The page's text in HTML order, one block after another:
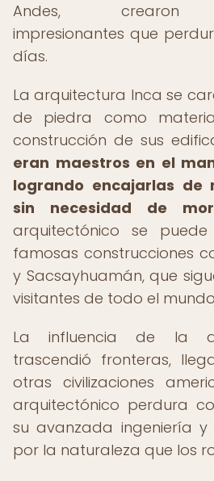
Andes, crearon
impresionantes que
días.
La arquitectura Inca se
de piedra como
construcción de sus
eran maestros en el
logrando encajarlas de
sin necesidad de
arquitectónico se
famosas construcciones
y Sacsayhuamán, que
visitantes de todo el
La influencia de la
trascendió fronteras,
otras civilizaciones
arquitectónico perdura
su avanzada ingeniería
por la naturaleza que los